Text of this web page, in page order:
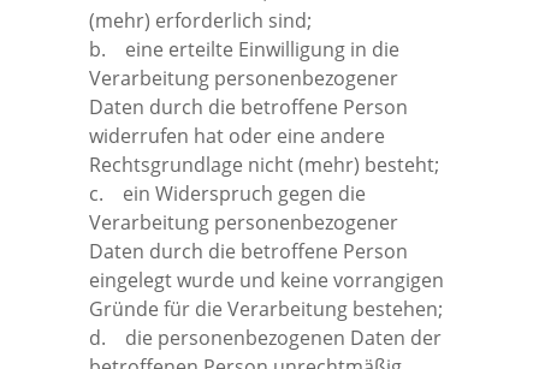
(mehr) erforderlich sind;
b. eine erteilte Einwilligung in die
Verarbeitung personenbezogener
Daten durch die betroffene Person
widerrufen hat oder eine andere
Rechtsgrundlage nicht (mehr) besteht;
c. ein Widerspruch gegen die
Verarbeitung personenbezogener
Daten durch die betroffene Person
eingelegt wurde und keine vorrangigen
Gründe für die Verarbeitung bestehen;
d. die personenbezogenen Daten der